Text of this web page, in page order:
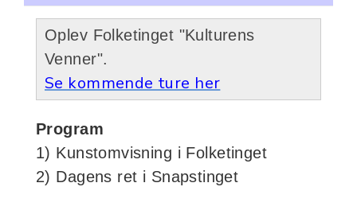
Oplev Folketinget "Kulturens
Venner".
Se kommende ture her
Program
1) Kunstomvisning i Folketinget
2) Dagens ret i Snapstinget